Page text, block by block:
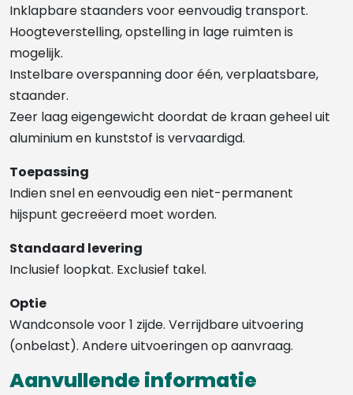
Inklapbare staanders voor eenvoudig transport.
Hoogteverstelling, opstelling in lage ruimten is
mogelijk.
Instelbare overspanning door één, verplaatsbare,
staander.
Zeer laag eigengewicht doordat de kraan geheel uit
aluminium en kunststof is vervaardigd.
Toepassing
Indien snel en eenvoudig een niet-permanent
hijspunt gecreëerd moet worden.
Standaard levering
Inclusief loopkat. Exclusief takel.
Optie
Wandconsole voor 1 zijde. Verrijdbare uitvoering
(onbelast). Andere uitvoeringen op aanvraag.
Aanvullende informatie